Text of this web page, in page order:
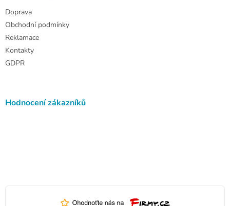
Doprava
Obchodní podmínky
Reklamace
Kontakty
GDPR
Hodnocení zákazníků